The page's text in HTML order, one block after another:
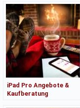
iPad Pro Angebote &
Kaufberatung